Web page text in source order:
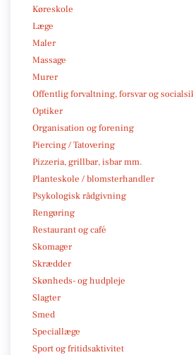
Køreskole
Læge
Maler
Massage
Murer
Offentlig forvaltning, forsvar og
Optiker
Organisation og forening
Piercing / Tatovering
Pizzeria, grillbar, isbar mm.
Planteskole / blomsterhandler
Psykologisk rådgivning
Rengøring
Restaurant og café
Skomager
Skrædder
Skønheds- og hudpleje
Slagter
Smed
Speciallæge
Sport og fritidsaktivitet